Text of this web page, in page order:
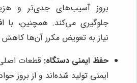
بروز آسیب‌های جدی‌تر و
جلوگیری می‌کند. همچنین، با
نیاز به تعویض مکرر آن‌ها کاهش
حفظ ایمنی دستگاه: قطعات
ایمنی تولید شده‌اند و از بروز